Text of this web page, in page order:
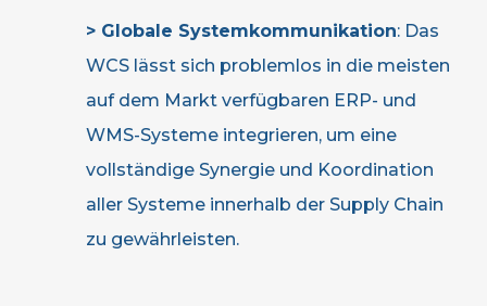
> Globale Systemkommunikation: Das
WCS lässt sich problemlos in die meisten
auf dem Markt verfügbaren ERP- und
WMS-Systeme integrieren, um eine
vollständige Synergie und Koordination
aller Systeme innerhalb der Supply Chain
zu gewährleisten.